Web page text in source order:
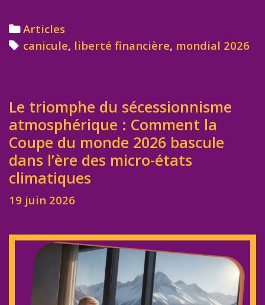
Categories
Articles
Tags
canicule, liberté financière, mondial 2026
Le triomphe du sécessionnisme
atmosphérique : Comment la
Coupe du monde 2026 bascule
dans l’ère des micro-états
climatiques
19 juin 2026